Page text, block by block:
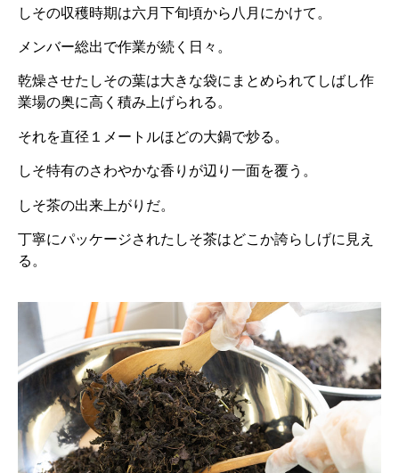
しその収穫時期は六月下旬頃から八月にかけて。
メンバー総出で作業が続く日々。
乾燥させたしその葉は大きな袋にまとめられてしばし作
業場の奥に高く積み上げられる。
それを直径１メートルほどの大鍋で炒る。
しそ特有のさわやかな香りが辺り一面を覆う。
しそ茶の出来上がりだ。
丁寧にパッケージされたしそ茶はどこか誇らしげに見え
る。